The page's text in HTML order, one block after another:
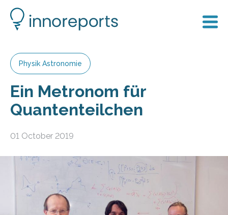
Physik Astronomie
Ein Metronom für
Quantenteilchen
01 October 2019